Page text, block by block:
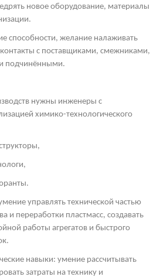
новое оборудование, материалы
способности, желание налаживать
с поставщиками, смежниками,
подчинёнными.
нужны инженеры с
химико-технологического
управлять технической частью
и переработки пластмасс, создавать
работы агрегатов и быстрого
навыки: умение рассчитывать
затраты на технику и